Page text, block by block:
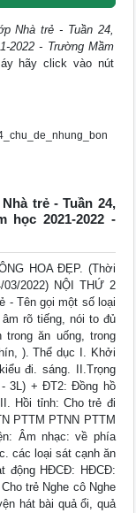
Nhà trẻ - Tuần 24,
2022 - Trường Mầm
hãy click vào nút
trẻ - Tuần 24,
học 2021-2022 -
HOA ĐẸP. (Thời
2022) NỘI THỨ 2
- Tên gọi một số loại
rõ tiếng, nói to đủ
trong ăn uống, trong
). Thể dục I. Khởi
đi. sáng. II.Trọng
3L) + ĐT2: Đồng hồ
Hồi tỉnh: Cho trẻ đi
PTTM PTNN PTTM
Âm nhạc: về phía
các loại sát cạnh ăn
động HĐCĐ: HĐCĐ:
trẻ Nghe cô Nghe
hát bài quả ổi, quả